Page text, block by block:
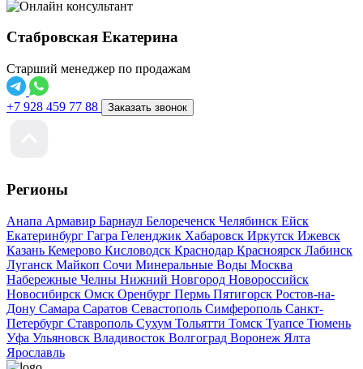
Стабровская Екатерина
Старший менеджер по продажам
+7 928 459 77 88 Заказать звонок
Регионы
Анапа Армавир Барнаул Белореченск Челябинск Ейск
Екатеринбург Гагра Геленджик Хабаровск Иркутск Ижевск
Казань Кемерово Кисловодск Краснодар Красноярск Лабинск
Луганск Майкоп Сочи Минеральные Воды Москва
Набережные Челны Нижний Новгород Новороссийск
Новосибирск Омск Оренбург Пермь Пятигорск Ростов-на-
Дону Самара Саратов Севастополь Симферополь Санкт-
Петербург Ставрополь Сухум Тольятти Томск Туапсе Тюмень
Уфа Ульяновск Владивосток Волгоград Воронеж Ялта
Ярославль